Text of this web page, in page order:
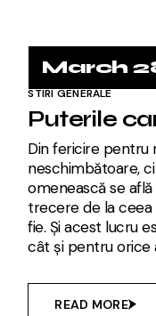
March
STIRI GENERALE
Puterile
Din fericire pentru
neschimbătoare,
omenească se
trecere de la
fie. Și acest lucru
cât și pentru orice
READ MORE